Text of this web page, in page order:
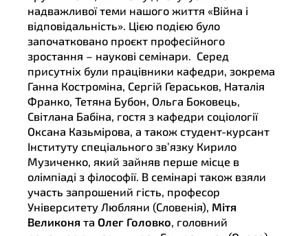
надважливої теми нашого життя «Війна і
відповідальність». Цією подією було
започатковано проєкт професійного
зростання – наукові семінари. Серед
присутніх були працівники кафедри, зокрема
Ганна Костроміна, Сергій Гераськов, Наталія
Франко, Тетяна Бубон, Ольга Боковець,
Світлана Бабіна, гостя з кафедри соціології
Оксана Казьмірова, а також студент-курсант
Інституту спеціального зв’язку Кирило
Музиченко, який зайняв перше місце в
олімпіаді з філософії. В семінарі також взяли
участь запрошений гість, професор
Університету Любляни (Словенія), Мітя
Великоня та Олег Головко , головний